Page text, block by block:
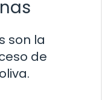
son la
de